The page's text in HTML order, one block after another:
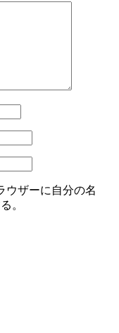
ウザーに自分の名
。